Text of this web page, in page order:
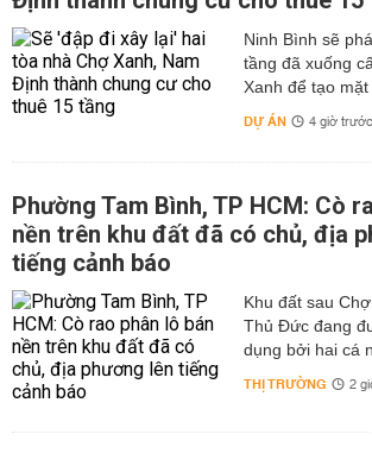
Ninh Bình sẽ
tầng đã xuống
Xanh để tạo mặt
DỰ ÁN 4 giờ trước
Phường Tam Bình, TP HCM: Cò
nền trên khu đất đã có chủ, địa
tiếng cảnh báo
Khu đất sau
Thủ Đức đang
dụng bởi hai cá
THỊ TRƯỜNG 2